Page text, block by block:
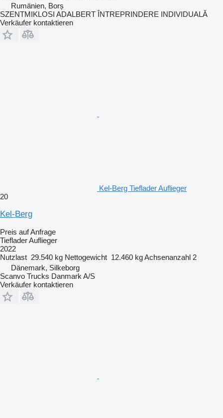
Rumänien, Borș
SZENTMIKLOSI ADALBERT ÎNTREPRINDERE INDIVIDUALĂ
Verkäufer kontaktieren
Kel-Berg Tieflader Auflieger
20
Kel-Berg
Preis auf Anfrage
Tieflader Auflieger
2022
Nutzlast 29.540 kg Nettogewicht 12.460 kgAchsenanzahl 2
Dänemark, Silkeborg
Scanvo Trucks Danmark A/S
Verkäufer kontaktieren